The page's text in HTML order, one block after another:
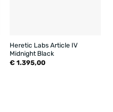
Heretic Labs Article IV
Midnight Black
€ 1.395,00